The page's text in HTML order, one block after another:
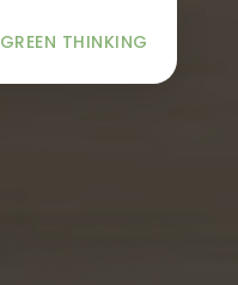
GREEN THINKING